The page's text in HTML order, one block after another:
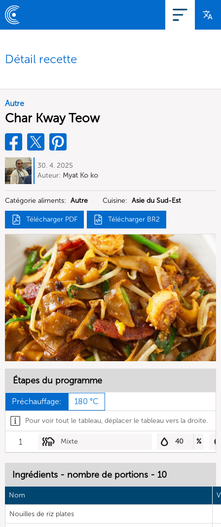
Détail recette
Autre
Char Kway Teow
30. 4. 2025
Auteur: Myat Ko ko
Catégorie aliments: Autre Cuisine: Asie du Sud-Est
Télécharger PDF Télécharger BR2
Étapes du programme
Préchauffage: 180 °C
Pour voir tout le tableau, déplacer le tableau vers la droite.
1 Mixte 40 %
Ingrédients - nombre de portions - 10
Nom
Nouilles de riz plates